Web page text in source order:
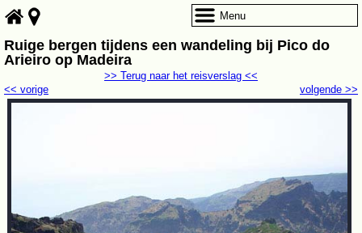
Ruige bergen tijdens een wandeling bij Pico do
Arieiro op Madeira
volgende >>
<< vorige
>> Terug naar het reisverslag <<
Menu